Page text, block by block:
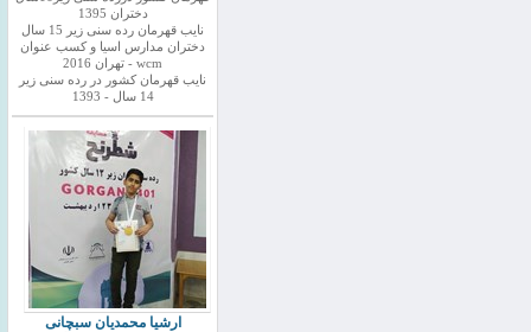
دختران 1395
نایب قهرمان رده سنی زیر 15 سال
دختران مدارس اسیا و کسب عنوان
wcm - تهران 2016
نایب قهرمان کشور در رده سنی زیر
14 سال - 1393
ارشیا محمدیان سبچانی